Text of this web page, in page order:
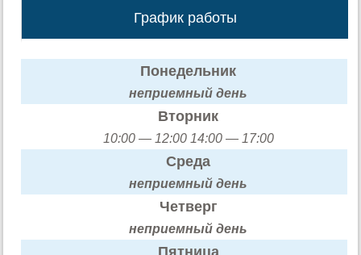
График работы
Понедельник
неприемный день
Вторник
10:00 — 12:00 14:00 — 17:00
Среда
неприемный день
Четверг
неприемный день
Пятница